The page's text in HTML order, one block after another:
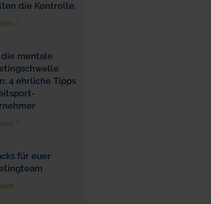
die Kontrolle.
"
die mentale
4 ehrliche Tipps
"
für euer
"